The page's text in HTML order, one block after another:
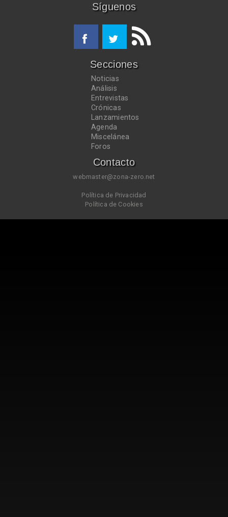
Síguenos
Secciones
Noticias
Análisis
Entrevistas
Crónicas
Lanzamientos
Agenda
Miscelánea
Foros
Contacto
webmaster@zona-zero.net
Política de Privacidad
Política de Cookies